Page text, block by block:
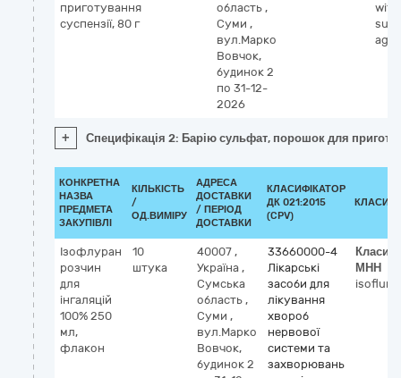
приготування
суспензії, 80 г
область ,
Суми ,
вул.Марко
Вовчок,
будинок 2
по 31-12-
2026
+ Специфікація 2: Барію сульфат, порошок для
КОНКРЕТНА
НАЗВА
ПРЕДМЕТА
ЗАКУПІВЛІ
КІЛЬКІСТЬ
/
ОД.ВИМІРУ
АДРЕСА
ДОСТАВКИ
/ ПЕРІОД
ДОСТАВКИ
КЛАСИФІКАТОР
ДК 021:2015
(CPV)
Ізофлуран
розчин
для
інгаляцій
100% 250
мл,
флакон
10
штука
40007 ,
Україна ,
Сумська
область ,
Суми ,
вул.Марко
Вовчок,
будинок 2
33660000-4
Лікарські
засоби для
лікування
хвороб
нервової
системи та
захворювань
МНН